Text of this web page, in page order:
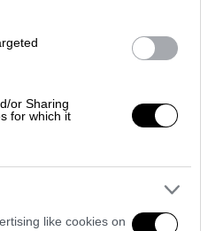
or Sharing
for which it
like cookies on